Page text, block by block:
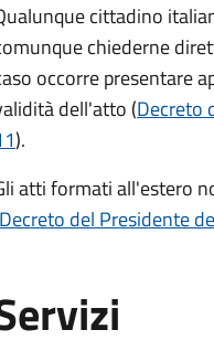
cittadino
chiederne
occorre presentare
dell'atto (Decreto
).
atti formati all'estero
Decreto del Presidente